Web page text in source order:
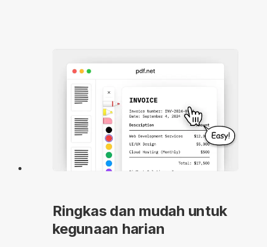
Ringkas dan mudah untuk
kegunaan harian